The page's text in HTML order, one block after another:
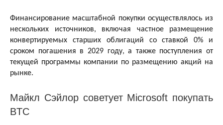
Финансирование масштабной покупки осуществлялось из
нескольких источников, включая частное размещение
конвертируемых старших облигаций со ставкой 0% и
сроком погашения в 2029 году, а также поступления от
текущей программы компании по размещению акций на
рынке.
Майкл Сэйлор советует Microsoft покупать
BTC